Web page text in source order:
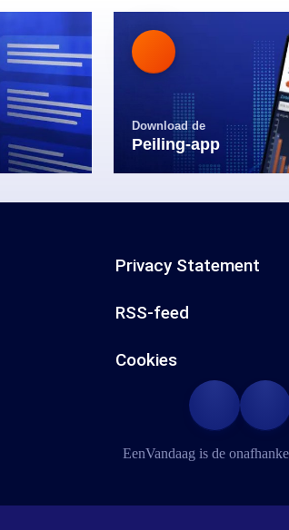
Download de
Peiling-app
Privacy Statement
RSS-feed
Cookies
EenVandaag is de